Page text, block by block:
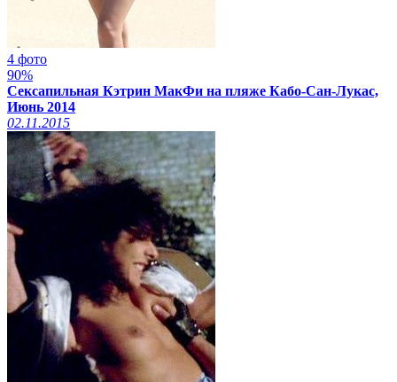
4 фото
90%
Сексапильная Кэтрин МакФи на пляже Кабо-Сан-Лукас,
Июнь 2014
02.11.2015